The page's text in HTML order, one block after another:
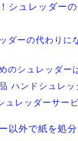
シュレッダー
ダーの代わりに
のシュレッダー
ハンドシュレッ
ュレッダーサー
以外で紙を処